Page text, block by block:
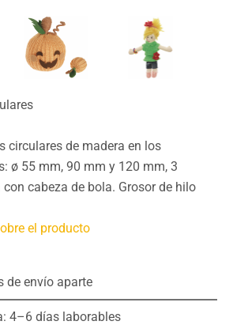
circulares de madera en los
ø 55 mm, 90 mm y 120 mm, 3
cabeza de bola. Grosor de hilo
el producto
de envío aparte
4–6 días laborables